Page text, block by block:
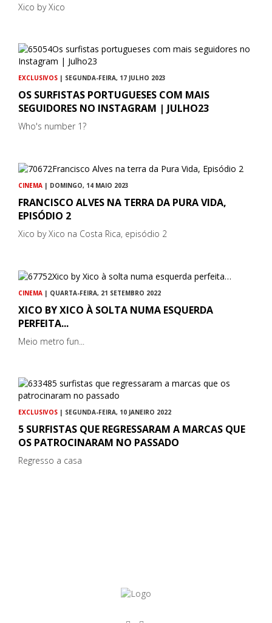
Xico by Xico
EXCLUSIVOS | SEGUNDA-FEIRA, 17 JULHO 2023
OS SURFISTAS PORTUGUESES COM MAIS
SEGUIDORES NO INSTAGRAM | JULHO23
Who's number 1?
CINEMA | DOMINGO, 14 MAIO 2023
FRANCISCO ALVES NA TERRA DA PURA VIDA,
EPISÓDIO 2
Xico by Xico na Costa Rica, episódio 2
CINEMA | QUARTA-FEIRA, 21 SETEMBRO 2022
XICO BY XICO À SOLTA NUMA ESQUERDA
PERFEITA...
Meio metro fun...
EXCLUSIVOS | SEGUNDA-FEIRA, 10 JANEIRO 2022
5 SURFISTAS QUE REGRESSARAM A MARCAS QUE
OS PATROCINARAM NO PASSADO
Regresso a casa